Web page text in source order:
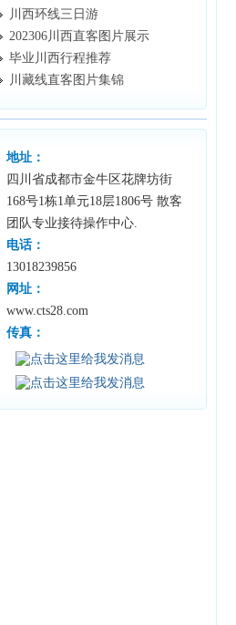
川西环线三日游
202306川西直客图片展示
毕业川西行程推荐
川藏线直客图片集锦
地址：
四川省成都市金牛区花牌坊街
168号1栋1单元18层1806号 散客
团队专业接待操作中心.
电话：
13018239856
网址：
www.cts28.com
传真：